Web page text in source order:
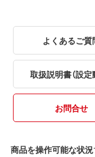
よくあるご質
取扱説明書（設定
お問合せ
商品を操作可能な状況